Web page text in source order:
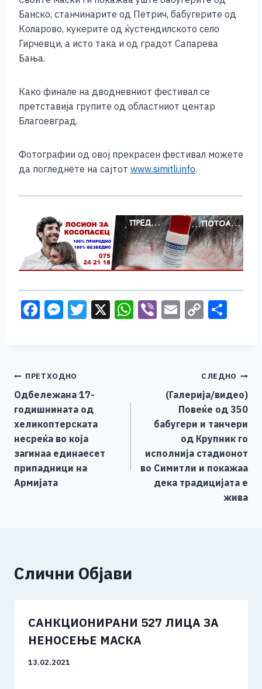
Банско, станчинарите од Петрич, бабугерите од
Коларово, кукерите од ќустендилското село
Гирчевци, а исто така и од градот Сапарева
Бања.
Како финале на дводневниот фестивал се
претставија групите од областниот центар
Благоевград.
Фотографии од овој прекрасен фестивал можете
да погледнете на сајтот www.simitli.info.
F
b
o
o
k
M
n
g
er
T X W Vi E C
Li
n
k
Навигација
на
напис
ПРЕТХОДНО
Одбележана 17-
годишнината од
хеликоптерската
несреќа во која
загинаа единаесет
припадници на
Армијата
СЛЕДНО
(Галерија/видео)
Повеќе од 350
бабугери и танчери
од Крупник го
исполнија стадионот
во Симитли и покажаа
дека традицијата е
жива
Слични Објави
САНКЦИОНИРАНИ 527 ЛИЦА ЗА
НЕНОСЕЊЕ МАСКА
13.02.2021